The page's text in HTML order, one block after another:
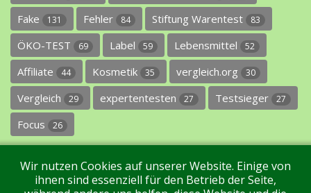
Fake 131 Fehler 84 Stiftung Warentest 83
ÖKO-TEST 69 Label 59 Lebensmittel 52
Affiliate 44 Kosmetik 35 vergleich.org 30
Vergleich 29 expertentesten 27 Testsieger 27
Focus 26
Wir nutzen Cookies auf unserer Website. Einige von
ihnen sind essenziell für den Betrieb der Seite,